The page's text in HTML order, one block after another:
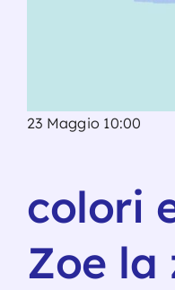
23 Maggio 10:00
colori
Zoe la